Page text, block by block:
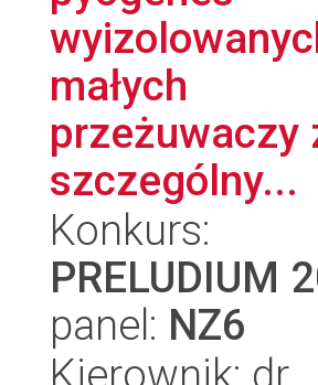
małych
przeżuwaczy
szczególny...
Konkurs:
PRELUDIUM
panel: NZ6
Kierownik: dr